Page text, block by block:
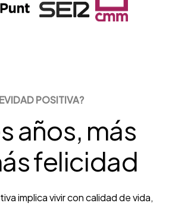
POSITIVA?
años, más
felicidad
implica vivir con calidad de vida,